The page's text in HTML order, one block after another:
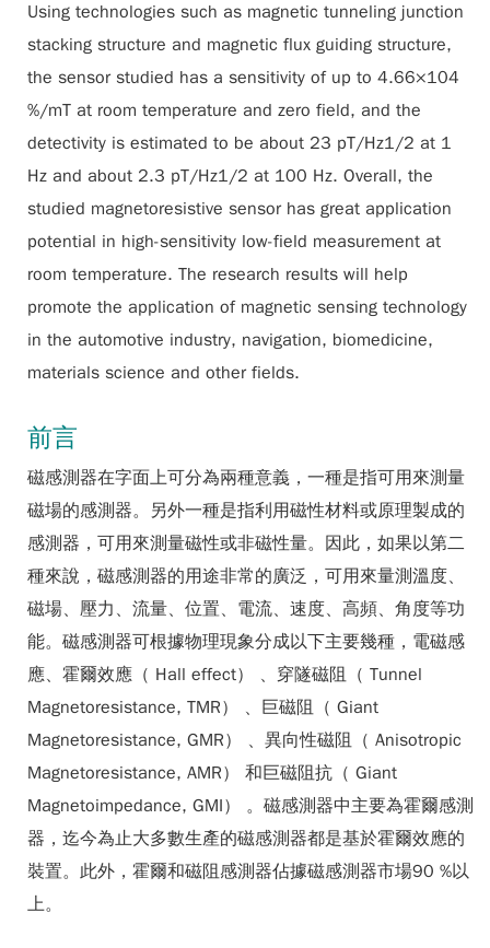
Using technologies such as magnetic tunneling junction
stacking structure and magnetic flux guiding structure,
the sensor studied has a sensitivity of up to 4.66×104
%/mT at room temperature and zero field, and the
detectivity is estimated to be about 23 pT/Hz1/2 at 1
Hz and about 2.3 pT/Hz1/2 at 100 Hz. Overall, the
studied magnetoresistive sensor has great application
potential in high-sensitivity low-field measurement at
room temperature. The research results will help
promote the application of magnetic sensing technology
in the automotive industry, navigation, biomedicine,
materials science and other fields.
前言
磁感測器在字面上可分為兩種意義，一種是指可用來測量
磁場的感測器。另外一種是指利用磁性材料或原理製成的
感測器，可用來測量磁性或非磁性量。因此，如果以第二
種來說，磁感測器的用途非常的廣泛，可用來量測溫度、
磁場、壓力、流量、位置、電流、速度、高頻、角度等功
能。磁感測器可根據物理現象分成以下主要幾種，電磁感
應、霍爾效應（ Hall effect） 、穿隧磁阻（ Tunnel
Magnetoresistance, TMR） 、巨磁阻（ Giant
Magnetoresistance, GMR） 、異向性磁阻（ Anisotropic
Magnetoresistance, AMR） 和巨磁阻抗（ Giant
Magnetoimpedance, GMI） 。磁感測器中主要為霍爾感測
器，迄今為止大多數生產的磁感測器都是基於霍爾效應的
裝置。此外，霍爾和磁阻感測器佔據磁感測器市場90 %以
上。